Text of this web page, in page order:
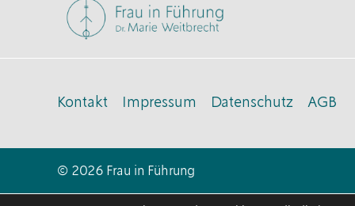
Kontakt Impressum Datenschutz AGB
© 2026 Frau in Führung